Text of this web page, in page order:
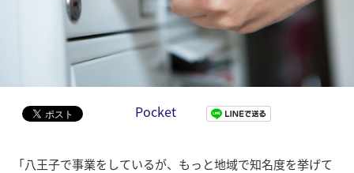
Pocket
「八王子で事業をしているが、もっと地域で知名度を挙げて